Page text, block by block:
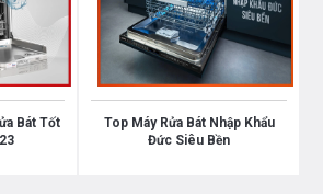
Có
Điều chỉnh chiều cao khay
Có
Bát Tốt
Top Máy Rửa Bát Nhập Khẩu
Đức Siêu Bền